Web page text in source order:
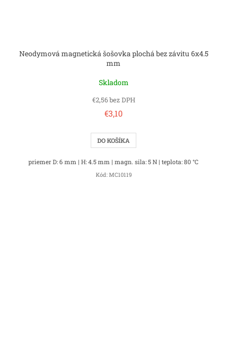
Neodymová magnetická šošovka plochá bez závitu 6x4.5
mm
Skladom
€2,56 bez DPH
€3,10
DO KOŠÍKA
priemer D: 6 mm | H: 4.5 mm | magn. sila: 5 N | teplota: 80 °C
Kód: MC10119